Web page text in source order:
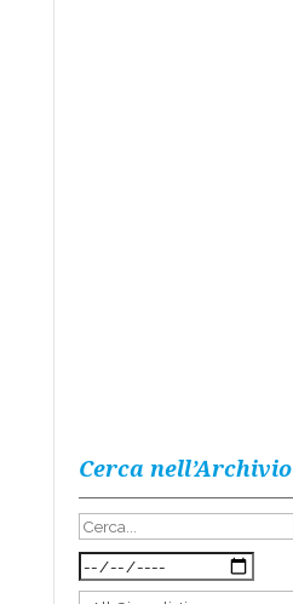
Cerca nell’Archivio